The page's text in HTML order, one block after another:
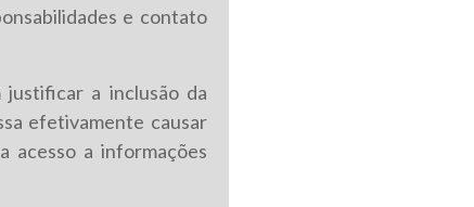
e contato
justificar a inclusão da
efetivamente causar
acesso a informações